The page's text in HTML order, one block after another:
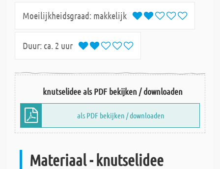
Moeilijkheidsgraad: makkelijk
Duur: ca. 2 uur
knutselidee als PDF bekijken / downloaden
als PDF bekijken / downloaden
Materiaal - knutselidee